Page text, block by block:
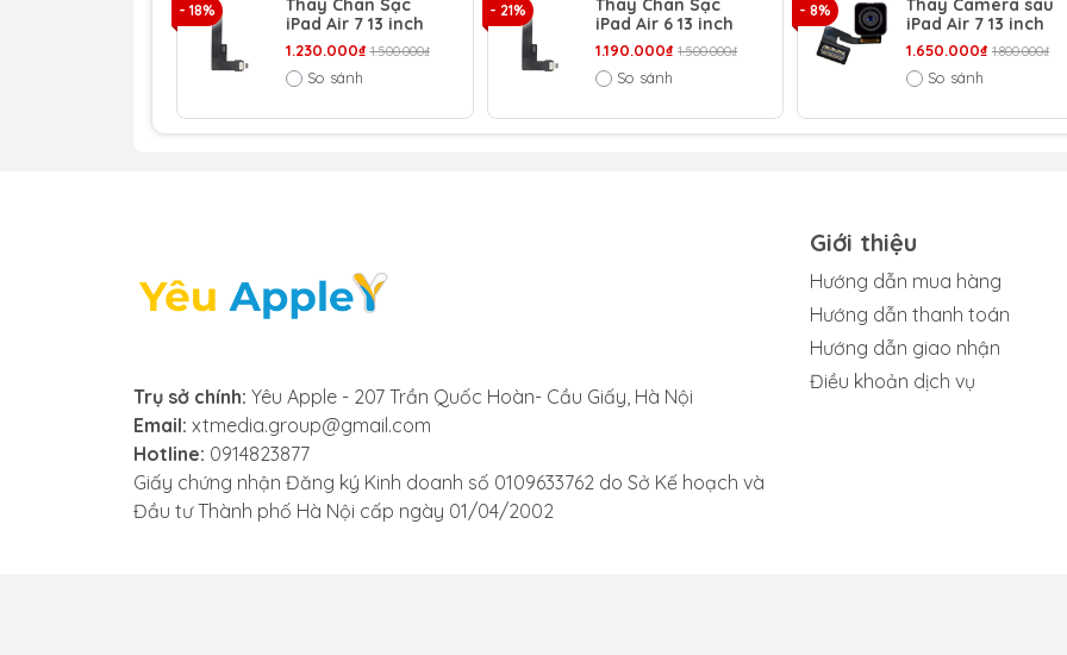
2. Nguyên nhân khiến màn hình iPad Gen 6 bị phản quang
Dưới đây là một số lý do thường gặp dẫn đến hiện tượng lỗi phản quang trên màn hình iPad Gen 6 mà
- Màn hình và tấm lót phản quang của iPad Gen 6 có thể bị hư hại do những tác động vật lý mạnh. Điều
này thường xảy ra khi iPad rơi từ độ cao đáng kể hoặc va chạm mạnh với các vật thể khác.
- Tình trạng pin bị phồng có thể đẩy màn hình lên, gây ảnh hưởng xấu đến lớp phản quang iPad Gen 6
theo thời gian.
- 18%
Thay Chân Sạc
iPad Air 7 13 inch
1.230.000₫ 1.500.000₫
So sánh
- 21%
Thay Chân Sạc
iPad Air 6 13 inch
1.190.000₫ 1.500.000₫
So sánh
- 8%
Thay Camera sau
iPad Air 7 13 inch
1.650.000₫ 1.800.000₫
So sánh
Trụ sở chính: Yêu Apple - 207 Trần Quốc Hoàn- Cầu Giấy, Hà Nội
Email: xtmedia.group@gmail.com
Hotline: 0914823877
Giấy chứng nhận Đăng ký Kinh doanh số 0109633762 do Sở Kế hoạch và
Đầu tư Thành phố Hà Nội cấp ngày 01/04/2002
Giới thiệu
Hướng dẫn mua hàng
Hướng dẫn thanh toán
Hướng dẫn giao nhận
Điều khoản dịch vụ